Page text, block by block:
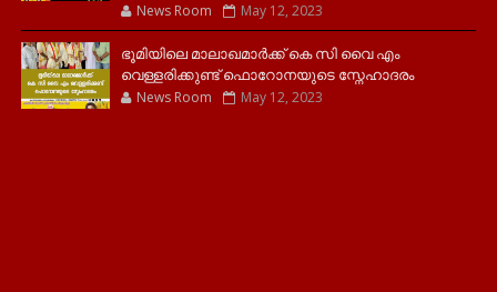
News Room May 12, 2023
ഭൂമിയിലെ മാലാഖമാർക്ക് കെ സി വൈ എം
വെള്ളരിക്കുണ്ട് ഫൊറോനയുടെ സ്നേഹാദരം
News Room May 12, 2023